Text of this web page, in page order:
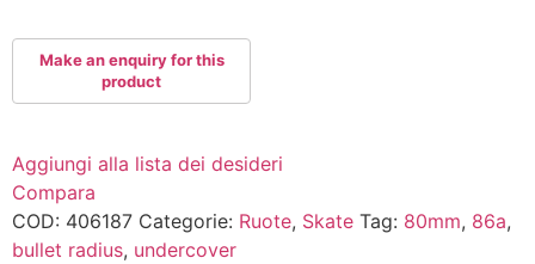
Violet
quantità
Aggiungi alla lista dei desideri
Compara
COD: 406187 Categorie: Ruote, Skate Tag: 80mm, 86a,
bullet radius, undercover